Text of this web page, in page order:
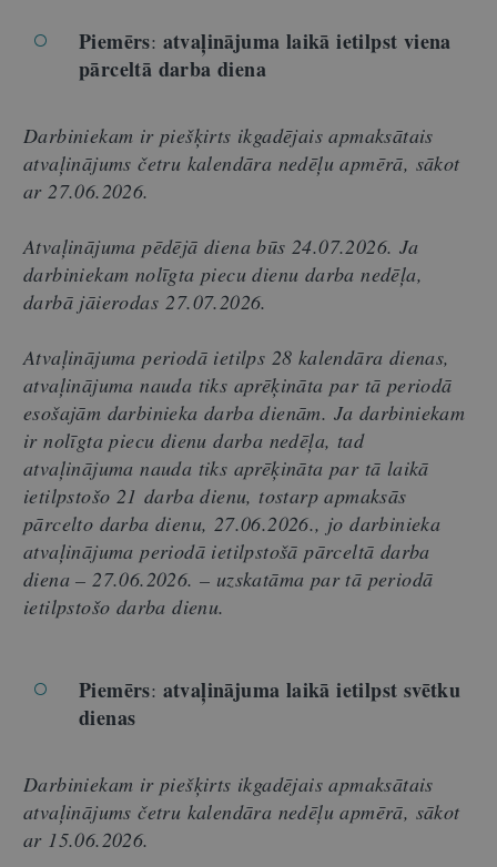
Piemērs: atvaļinājuma laikā ietilpst viena
pārceltā darba diena
Darbiniekam ir piešķirts ikgadējais apmaksātais
atvaļinājums četru kalendāra nedēļu apmērā, sākot
ar 27.06.2026.
Atvaļinājuma pēdējā diena būs 24.07.2026. Ja
darbiniekam nolīgta piecu dienu darba nedēļa,
darbā jāierodas 27.07.2026.
Atvaļinājuma periodā ietilps 28 kalendāra dienas,
atvaļinājuma nauda tiks aprēķināta par tā periodā
esošajām darbinieka darba dienām. Ja darbiniekam
ir nolīgta piecu dienu darba nedēļa, tad
atvaļinājuma nauda tiks aprēķināta par tā laikā
ietilpstošo 21 darba dienu, tostarp apmaksās
pārcelto darba dienu, 27.06.2026., jo darbinieka
atvaļinājuma periodā ietilpstošā pārceltā darba
diena – 27.06.2026. – uzskatāma par tā periodā
ietilpstošo darba dienu.
Piemērs: atvaļinājuma laikā ietilpst svētku
dienas
Darbiniekam ir piešķirts ikgadējais apmaksātais
atvaļinājums četru kalendāra nedēļu apmērā, sākot
ar 15.06.2026.